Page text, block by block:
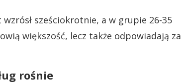
sześciokrotnie, a w grupie 26-35
większość, lecz także odpowiadają za
rośnie